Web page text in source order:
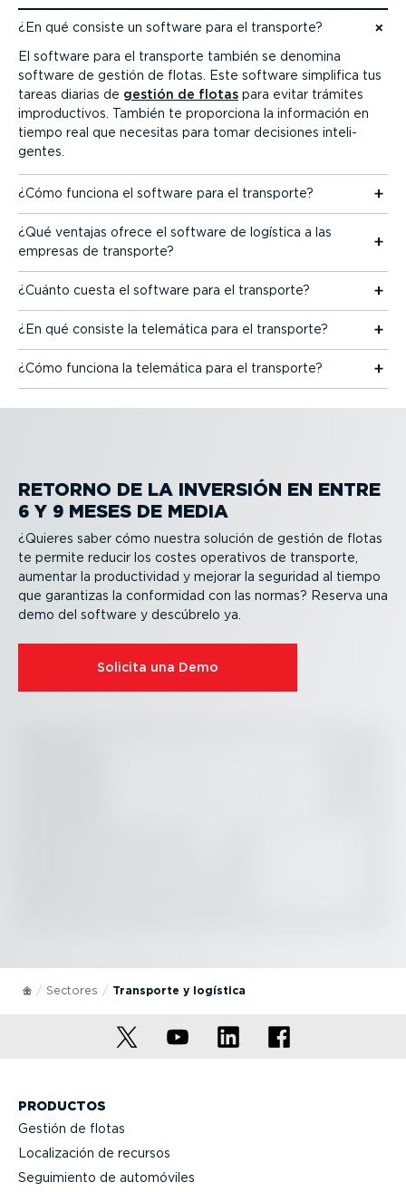
¿En qué consiste un software para el transporte?
Ir al contenido
El software para el transporte también se denomina
software de gestión de flotas. Este software simplifica tus
tareas diarias de gestión de flotas para evitar trámites
impro­duc­tivos. También te proporciona la información en
tiempo real que necesitas para tomar decisiones inteli­
gentes.
¿Cómo funciona el software para el transporte?
¿Qué ventajas ofrece el software de logística a las
empresas de transporte?
¿Cuánto cuesta el software para el transporte?
¿En qué consiste la telemática para el transporte?
¿Cómo funciona la telemática para el transporte?
RETORNO DE LA INVERSIÓN EN ENTRE
6 Y 9 MESES DE MEDIA
¿Quieres saber cómo nuestra solución de gestión de flotas
te permite reducir los costes operativos de transporte,
aumentar la produc­ti­vidad y mejorar la seguridad al tiempo
que garantizas la conformidad con las normas? Reserva una
demo del software y descúbrelo ya.
Solicita una Demo
Sectores Transporte y logística
PRODUCTOS
Gestión de flotas
Locali­zación de recursos
Seguimiento de automóviles